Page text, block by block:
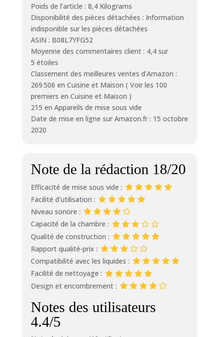
Poids de l’article : 8,4 Kilograms
Disponibilité des pièces détachées : Information
indisponible sur les pièces détachées
ASIN : B08L7YFG52
Moyenne des commentaires client : 4,4 sur
5 étoiles
Classement des meilleures ventes d’Amazon :
269 506 en Cuisine et Maison ( Voir les 100
premiers en Cuisine et Maison )
215 en Appareils de mise sous vide
Date de mise en ligne sur Amazon.fr : 15 octobre
2020
Note de la rédaction 18/20
Efficacité de mise sous vide :
Facilité d’utilisation :
Niveau sonore :
Capacité de la chambre :
Qualité de construction :
Rapport qualité-prix :
Compatibilité avec les liquides :
Facilité de nettoyage :
Design et encombrement :
Notes des utilisateurs
4.4/5